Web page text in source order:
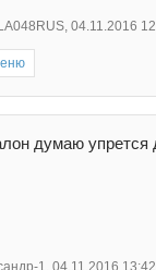
, 04.11.2016
думаю упрется
1 04.11.2016 13:42